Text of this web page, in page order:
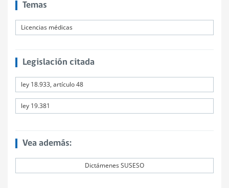
Temas
Licencias médicas
Legislación citada
ley 18.933, artículo 48
ley 19.381
Vea además:
Dictámenes SUSESO